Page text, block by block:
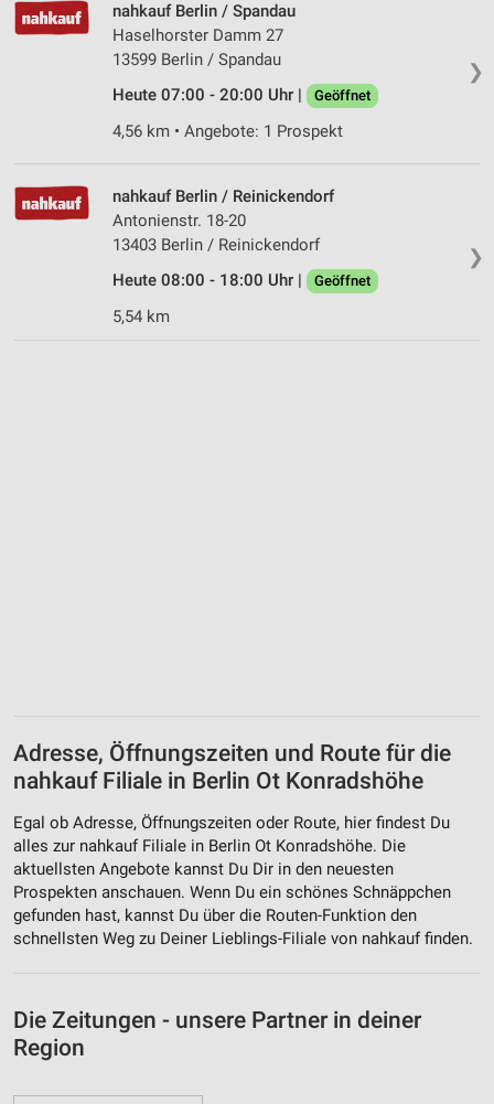
❯
nahkauf Berlin / Spandau
Haselhorster Damm 27
13599 Berlin / Spandau
Heute 07:00 - 20:00 Uhr |
Geöffnet
4,56 km • Angebote: 1 Prospekt
❯
nahkauf Berlin / Reinickendorf
Antonienstr. 18-20
13403 Berlin / Reinickendorf
Heute 08:00 - 18:00 Uhr |
Geöffnet
5,54 km
Adresse, Öffnungszeiten und Route für die
nahkauf Filiale in Berlin Ot Konradshöhe
Egal ob Adresse, Öffnungszeiten oder Route, hier findest Du
alles zur nahkauf Filiale in Berlin Ot Konradshöhe. Die
aktuellsten Angebote kannst Du Dir in den neuesten
Prospekten anschauen. Wenn Du ein schönes Schnäppchen
gefunden hast, kannst Du über die Routen-Funktion den
schnellsten Weg zu Deiner Lieblings-Filiale von nahkauf finden.
Die Zeitungen - unsere Partner in deiner
Region
Nicht-IAB-Verarbeitungszwecke:
Werbung